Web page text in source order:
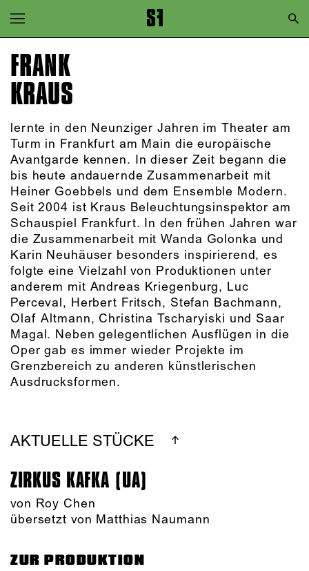
Zur Hauptnavigation springen
Zum Hauptinhalt springen
Zum Footer springen
FRANK
KRAUS
lernte in den Neunziger Jahren im Theater am
Turm in Frankfurt am Main die europäische
Avantgarde kennen. In dieser Zeit begann die
bis heute andauernde Zusammenarbeit mit
Heiner Goebbels und dem Ensemble Modern.
Seit 2004 ist Kraus Beleuchtungsinspektor am
Schauspiel Frankfurt. In den frühen Jahren war
die Zusammenarbeit mit Wanda Golonka und
Karin Neuhäuser besonders inspirierend, es
folgte eine Vielzahl von Produktionen unter
anderem mit Andreas Kriegenburg, Luc
Perceval, Herbert Fritsch, Stefan Bachmann,
Olaf Altmann, Christina Tscharyiski und Saar
Magal. Neben gelegentlichen Ausflügen in die
Oper gab es immer wieder Projekte im
Grenzbereich zu anderen künstlerischen
Ausdrucksformen.
AKTUELLE STÜCKE
ZIRKUS KAFKA (UA)
von Roy Chen
übersetzt von Matthias Naumann
ZUR PRODUKTION